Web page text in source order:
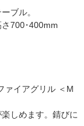
ブル。
700･400mm
イアグリル ＜M
しめます。錆びに